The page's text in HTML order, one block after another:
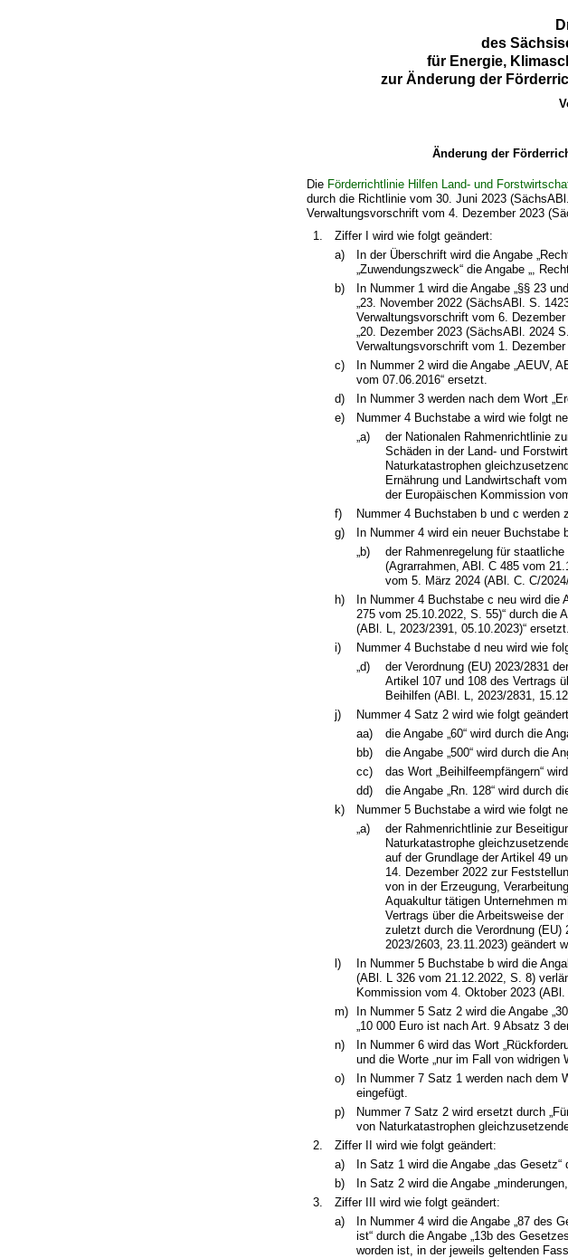
des
für Energie,
zur Änderung der
Änderung der
Die Förderrichtlinie Hilfen Land- und
durch die Richtlinie vom 30. Juni 2023
Verwaltungsvorschrift vom 4. Dezember 2023
1.
Ziffer I wird wie folgt geändert:
a)
In der Überschrift wird die Angabe
„Zuwendungszweck“ die Angabe „,
b)
In Nummer 1 wird die Angabe „§§ 23
„23. November 2022 (SächsABl. S.
Verwaltungsvorschrift vom 6.
„20. Dezember 2023 (SächsABl. 2024
Verwaltungsvorschrift vom 1.
c)
In Nummer 2 wird die Angabe „AEUV,
vom 07.06.2016“ ersetzt.
d)
In Nummer 3 werden nach dem Wort
e)
Nummer 4 Buchstabe a wird wie folgt
„a)
der Nationalen Rahmenrichtlinie
Schäden in der Land- und
Naturkatastrophen
Ernährung und Landwirtschaft
der Europäischen Kommission
f)
Nummer 4 Buchstaben b und c werden
g)
In Nummer 4 wird ein neuer Buchstabe
„b)
der Rahmenregelung für
(Agrarrahmen, ABl. C 485 vom
vom 5. März 2024 (ABl. C. C/
h)
In Nummer 4 Buchstabe c neu wird die
275 vom 25.10.2022, S. 55)“ durch die
(ABl. L, 2023/2391, 05.10.2023)“ ersetzt.
i)
Nummer 4 Buchstabe d neu wird wie
„d)
der Verordnung (EU) 2023/2831
Artikel 107 und 108 des Vertrags
Beihilfen (ABl. L, 2023/2831,
j)
Nummer 4 Satz 2 wird wie folgt
aa)
die Angabe „60“ wird durch die
bb)
die Angabe „500“ wird durch die
cc)
das Wort „Beihilfeempfängern“
dd)
die Angabe „Rn. 128“ wird durch
k)
Nummer 5 Buchstabe a wird wie folgt
„a)
der Rahmenrichtlinie zur
Naturkatastrophe
auf der Grundlage der Artikel 49
14. Dezember 2022 zur
von in der Erzeugung,
Aquakultur tätigen Unternehmen
Vertrags über die Arbeitsweise
zuletzt durch die Verordnung (EU)
2023/2603, 23.11.2023) geändert
l)
In Nummer 5 Buchstabe b wird die
(ABl. L 326 vom 21.12.2022, S. 8)
Kommission vom 4. Oktober 2023
m)
In Nummer 5 Satz 2 wird die Angabe
„10 000 Euro ist nach Art. 9 Absatz 3
n)
In Nummer 6 wird das Wort
und die Worte „nur im Fall von widrigen
o)
In Nummer 7 Satz 1 werden nach dem
eingefügt.
p)
Nummer 7 Satz 2 wird ersetzt durch
von Naturkatastrophen
2.
Ziffer II wird wie folgt geändert:
a)
In Satz 1 wird die Angabe „das
b)
In Satz 2 wird die Angabe
3.
Ziffer III wird wie folgt geändert:
a)
In Nummer 4 wird die Angabe „87 des
ist“ durch die Angabe „13b des
worden ist, in der jeweils geltenden